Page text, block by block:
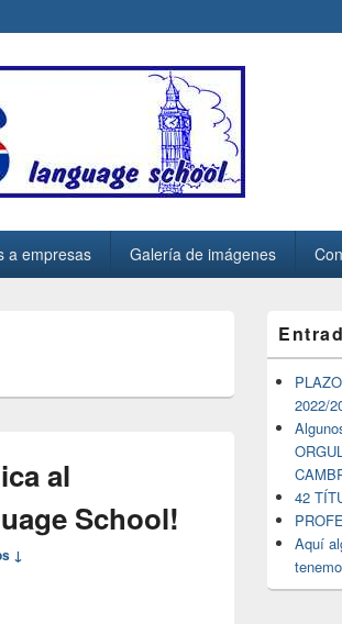
a empresas Galería de imágenes
al
School!
↓
área
de
widget
barra
lateral
primaria
2022/
42
Aquí